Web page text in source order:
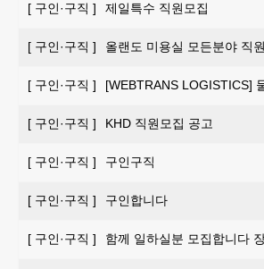
[ 구인·구직 ] 제일특수 직원모집
[ 구인·구직 ] 올랜도 미용실 모든분야 직
[ 구인·구직 ] [WEBTRANS LOGISTICS]
[ 구인·구직 ] KHD 직원모집 공고
[ 구인·구직 ] 구인구직
[ 구인·구직 ] 구인합니다
[ 구인·구직 ] 함께 일하실분 모집합니다